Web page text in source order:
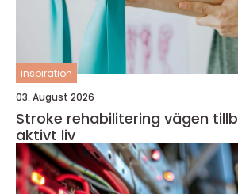
inspiration
03. August 2026
Stroke rehabilitering vägen tillbaka till ett
aktivt liv